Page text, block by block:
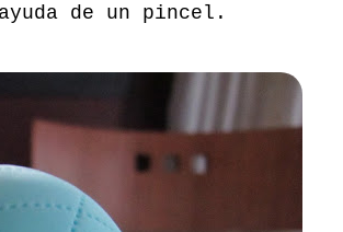
de un pincel.